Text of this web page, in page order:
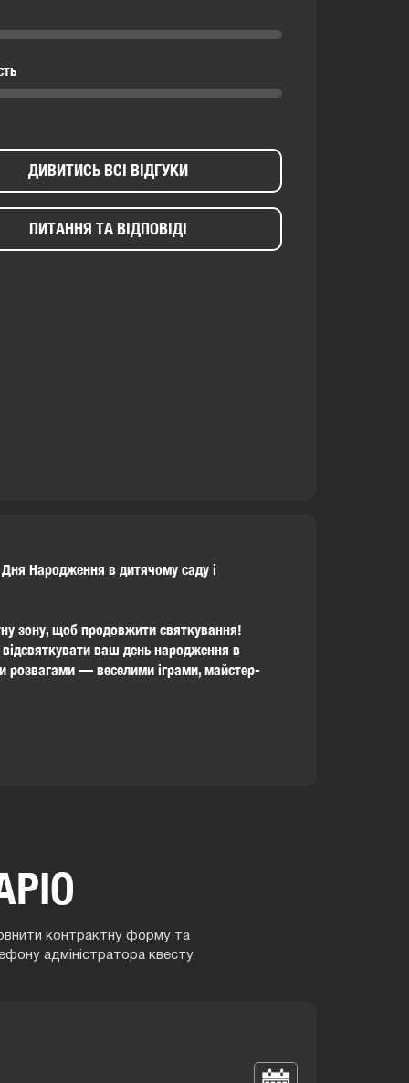
ДИВИТИСЬ ВСІ ВІДГУКИ
ПИТАННЯ ТА ВІДПОВІДІ
Народження в дитячому саду і
зону, щоб продовжити святкування!
ваш день народження в
— веселими іграми, майстер-
контрактну форму та
адміністратора квесту.